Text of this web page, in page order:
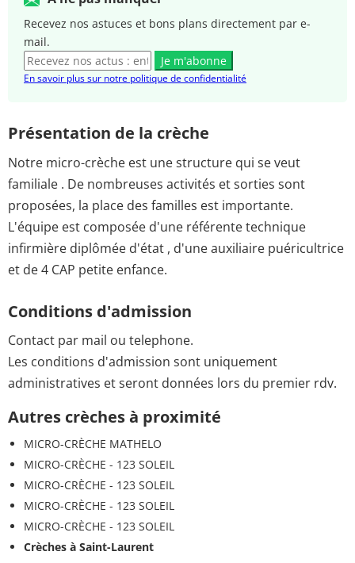
Recevez nos astuces et bons plans directement par e-
mail.
Je m'abonne
En savoir plus sur notre politique de confidentialité
Présentation de la crèche
Notre micro-crèche est une structure qui se veut
familiale . De nombreuses activités et sorties sont
proposées, la place des familles est importante.
L'équipe est composée d'une référente technique
infirmière diplômée d'état , d'une auxiliaire puéricultrice
et de 4 CAP petite enfance.
Conditions d'admission
Contact par mail ou telephone.
Les conditions d'admission sont uniquement
administratives et seront données lors du premier rdv.
Autres crèches à proximité
MICRO-CRÈCHE MATHELO
MICRO-CRÈCHE - 123 SOLEIL
MICRO-CRÈCHE - 123 SOLEIL
MICRO-CRÈCHE - 123 SOLEIL
MICRO-CRÈCHE - 123 SOLEIL
Crèches à Saint-Laurent